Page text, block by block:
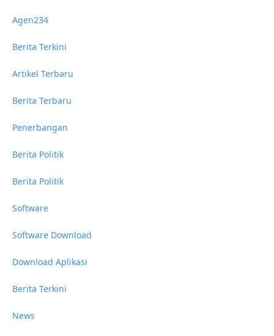
Agen234
Berita Terkini
Artikel Terbaru
Berita Terbaru
Penerbangan
Berita Politik
Berita Politik
Software
Software Download
Download Aplikasi
Berita Terkini
News